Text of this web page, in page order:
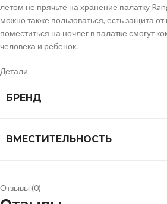
летом не прячьте на хранение палатку
можно также пользоваться, есть защита
поместиться на ночлег в палатке смогут
человека и ребенок.
Детали
БРЕНД
ВМЕСТИТЕЛЬНОСТЬ
Отзывы (0)